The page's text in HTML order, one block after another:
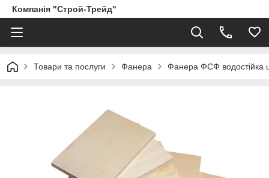
Компанія "Строй-Трейд"
Товари та послуги Фанера Фанера ФСФ водостійка